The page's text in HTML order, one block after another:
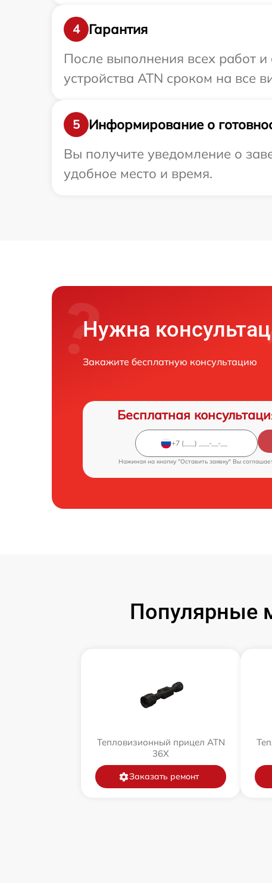
4
Гарантия
После выполнения всех работ
устройства ATN сроком на все
5
Информирование о
Вы получите уведомление о
удобное место и время.
Нужна
Закажите бесплатную консультацию
Бесплатная
Нажимая на кнопку "Оставить заявку" Вы
Популярные
Тепловизионный прицел ATN
36X
Заказать ремонт